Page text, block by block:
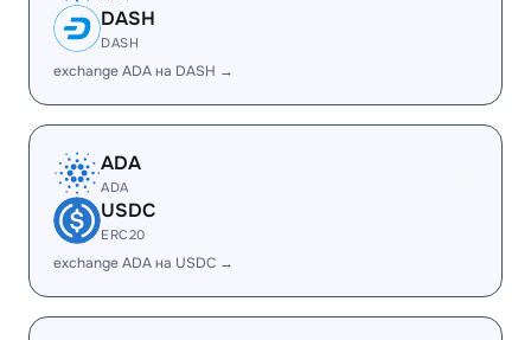
DASH
DASH
exchange ADA на DASH →
ADA
ADA
USDC
ERC20
exchange ADA на USDC →